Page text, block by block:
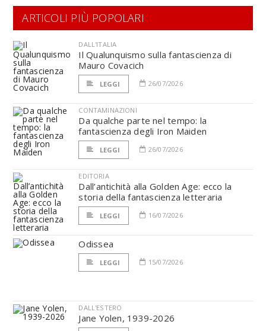
ARTICOLI PIÙ POPOLARI
DALL'ITALIA
Il Qualunquismo sulla fantascienza di
Mauro Covacich
LEGGI 26/07/2026
CONTAMINAZIONI
Da qualche parte nel tempo: la
fantascienza degli Iron Maiden
LEGGI 26/07/2026
EDITORIA
Dall’antichità alla Golden Age: ecco la
storia della fantascienza letteraria
LEGGI 16/07/2026
Odissea
LEGGI 15/07/2026
DALL'ESTERO
Jane Yolen, 1939-2026